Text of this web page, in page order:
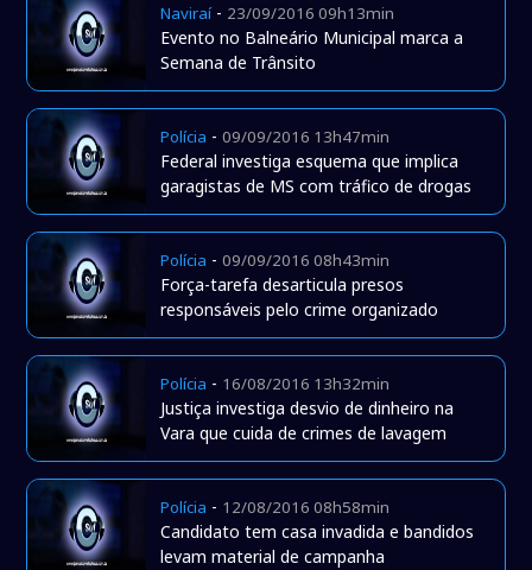
Naviraí- 23/09/2016 09h13min
Evento no Balneário Municipal marca a
Semana de Trânsito
Polícia -09/09/2016 13h47min
Federal investiga esquema que implica
garagistas de MS com tráfico de drogas
Polícia -09/09/2016 08h43min
Força-tarefa desarticula presos
responsáveis pelo crime organizado
Polícia - 16/08/2016 13h32min
Justiça investiga desvio de dinheiro na
Vara que cuida de crimes de lavagem
Polícia - 12/08/2016 08h58min
Candidato tem casa invadida e bandidos
levam material de campanha